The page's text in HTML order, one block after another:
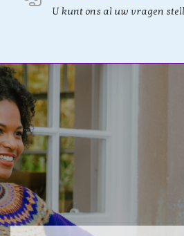
U kunt ons al uw vragen